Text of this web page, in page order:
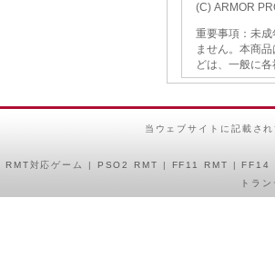
(C) ARMOR
重要事項：未
ません。本商
どは、一般に
当ウェブサイトに記載さ
RMT対応ゲーム | PSO2 RMT | FF11 RMT |FF14
トラ